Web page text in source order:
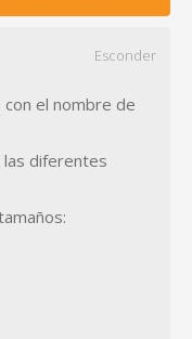
Esconder
el nombre de
diferentes